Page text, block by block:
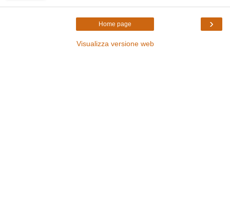
›
Home page
Visualizza versione web